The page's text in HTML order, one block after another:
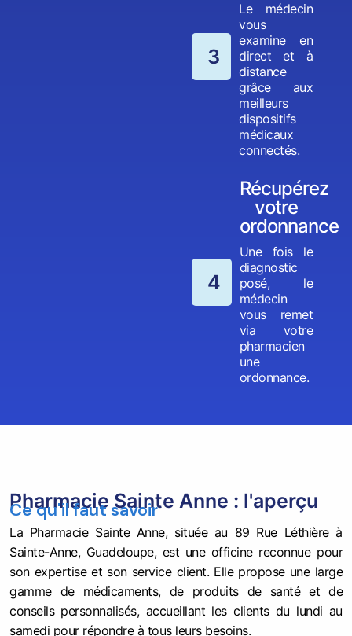
3
Le médecin
vous
examine en
direct et à
distance
grâce aux
meilleurs
dispositifs
médicaux
connectés.
4
Récupérez
votre
ordonnance
Une fois le
diagnostic
posé, le
médecin
vous remet
via votre
pharmacien
une
ordonnance.
Pharmacie Sainte Anne : l'aperçu
Ce qu'il faut savoir
La Pharmacie Sainte Anne, située au 89 Rue Léthière à
Sainte-Anne, Guadeloupe, est une officine reconnue pour
son expertise et son service client. Elle propose une large
gamme de médicaments, de produits de santé et de
conseils personnalisés, accueillant les clients du lundi au
samedi pour répondre à tous leurs besoins.